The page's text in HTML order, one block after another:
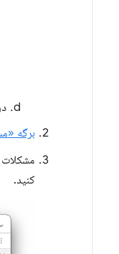
برگه
کنید.